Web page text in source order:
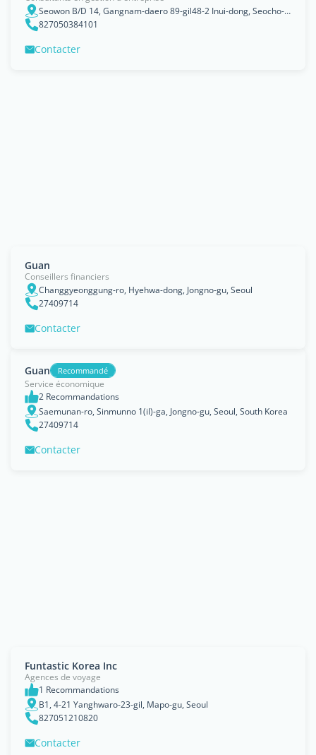
Seowon B/D 14, Gangnam-daero 89-gil48-2 Inui-dong, Seocho-gu, Seoul
827050384101
Contacter
Guan
Conseillers financiers
Changgyeonggung-ro, Hyehwa-dong, Jongno-gu, Seoul
27409714
Contacter
Guan Recommandé
Service économique
2 Recommandations
Saemunan-ro, Sinmunno 1(il)-ga, Jongno-gu, Seoul, South Korea
27409714
Contacter
Funtastic Korea Inc
Agences de voyage
1 Recommandations
B1, 4-21 Yanghwaro-23-gil, Mapo-gu, Seoul
827051210820
Contacter